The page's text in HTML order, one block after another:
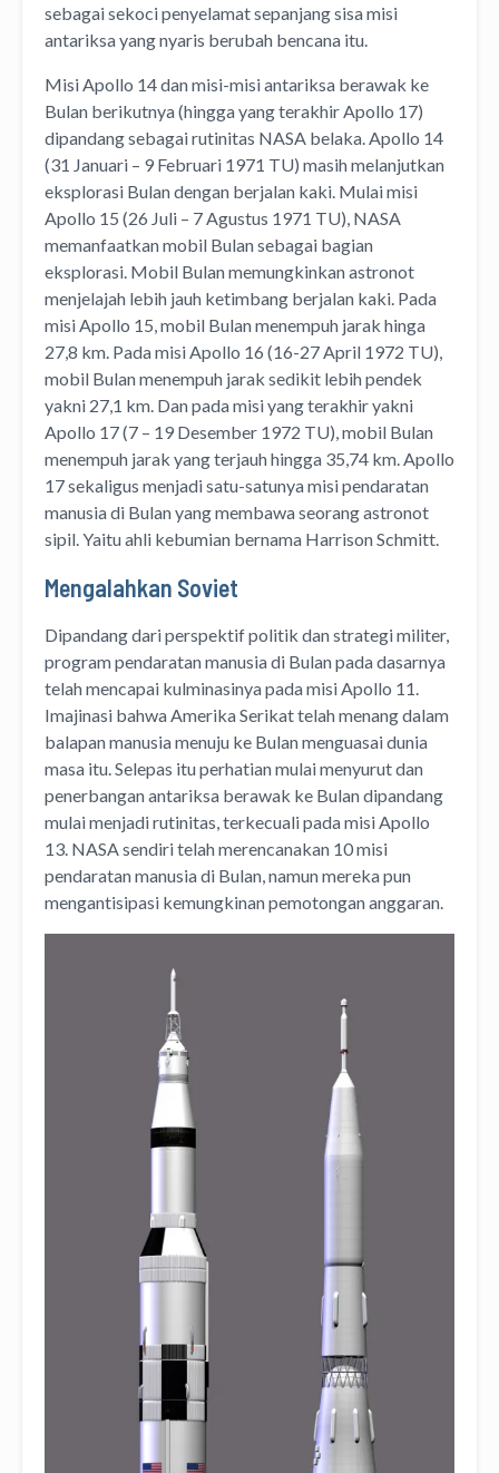
sebagai sekoci penyelamat sepanjang sisa misi
antariksa yang nyaris berubah bencana itu.
Misi Apollo 14 dan misi-misi antariksa berawak ke
Bulan berikutnya (hingga yang terakhir Apollo 17)
dipandang sebagai rutinitas NASA belaka. Apollo 14
(31 Januari – 9 Februari 1971 TU) masih melanjutkan
eksplorasi Bulan dengan berjalan kaki. Mulai misi
Apollo 15 (26 Juli – 7 Agustus 1971 TU), NASA
memanfaatkan mobil Bulan sebagai bagian
eksplorasi. Mobil Bulan memungkinkan astronot
menjelajah lebih jauh ketimbang berjalan kaki. Pada
misi Apollo 15, mobil Bulan menempuh jarak hinga
27,8 km. Pada misi Apollo 16 (16-27 April 1972 TU),
mobil Bulan menempuh jarak sedikit lebih pendek
yakni 27,1 km. Dan pada misi yang terakhir yakni
Apollo 17 (7 – 19 Desember 1972 TU), mobil Bulan
menempuh jarak yang terjauh hingga 35,74 km. Apollo
17 sekaligus menjadi satu-satunya misi pendaratan
manusia di Bulan yang membawa seorang astronot
sipil. Yaitu ahli kebumian bernama Harrison Schmitt.
Mengalahkan Soviet
Dipandang dari perspektif politik dan strategi militer,
program pendaratan manusia di Bulan pada dasarnya
telah mencapai kulminasinya pada misi Apollo 11.
Imajinasi bahwa Amerika Serikat telah menang dalam
balapan manusia menuju ke Bulan menguasai dunia
masa itu. Selepas itu perhatian mulai menyurut dan
penerbangan antariksa berawak ke Bulan dipandang
mulai menjadi rutinitas, terkecuali pada misi Apollo
13. NASA sendiri telah merencanakan 10 misi
pendaratan manusia di Bulan, namun mereka pun
mengantisipasi kemungkinan pemotongan anggaran.